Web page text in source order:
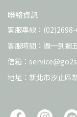
聯絡資訊
客服專線：
客服時間：週一到週
信箱：
地址：新北市汐止區